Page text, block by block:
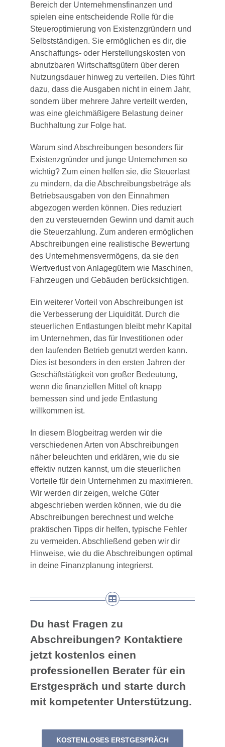
Bereich der Unternehmensfinanzen und
spielen eine entscheidende Rolle für die
Steueroptimierung von Existenzgründern und
Selbstständigen. Sie ermöglichen es dir, die
Anschaffungs- oder Herstellungskosten von
abnutzbaren Wirtschaftsgütern über deren
Nutzungsdauer hinweg zu verteilen. Dies führt
dazu, dass die Ausgaben nicht in einem Jahr,
sondern über mehrere Jahre verteilt werden,
was eine gleichmäßigere Belastung deiner
Buchhaltung zur Folge hat.
Warum sind Abschreibungen besonders für
Existenzgründer und junge Unternehmen so
wichtig? Zum einen helfen sie, die Steuerlast
zu mindern, da die Abschreibungsbeträge als
Betriebsausgaben von den Einnahmen
abgezogen werden können. Dies reduziert
den zu versteuernden Gewinn und damit auch
die Steuerzahlung. Zum anderen ermöglichen
Abschreibungen eine realistische Bewertung
des Unternehmensvermögens, da sie den
Wertverlust von Anlagegütern wie Maschinen,
Fahrzeugen und Gebäuden berücksichtigen.
Ein weiterer Vorteil von Abschreibungen ist
die Verbesserung der Liquidität. Durch die
steuerlichen Entlastungen bleibt mehr Kapital
im Unternehmen, das für Investitionen oder
den laufenden Betrieb genutzt werden kann.
Dies ist besonders in den ersten Jahren der
Geschäftstätigkeit von großer Bedeutung,
wenn die finanziellen Mittel oft knapp
bemessen sind und jede Entlastung
willkommen ist.
In diesem Blogbeitrag werden wir die
verschiedenen Arten von Abschreibungen
näher beleuchten und erklären, wie du sie
effektiv nutzen kannst, um die steuerlichen
Vorteile für dein Unternehmen zu maximieren.
Wir werden dir zeigen, welche Güter
abgeschrieben werden können, wie du die
Abschreibungen berechnest und welche
praktischen Tipps dir helfen, typische Fehler
zu vermeiden. Abschließend geben wir dir
Hinweise, wie du die Abschreibungen optimal
in deine Finanzplanung integrierst.
Du hast Fragen zu
Abschreibungen? Kontaktiere
jetzt kostenlos einen
professionellen Berater für ein
Erstgespräch und starte durch
mit kompetenter Unterstützung.
KOSTENLOSES ERSTGESPRÄCH